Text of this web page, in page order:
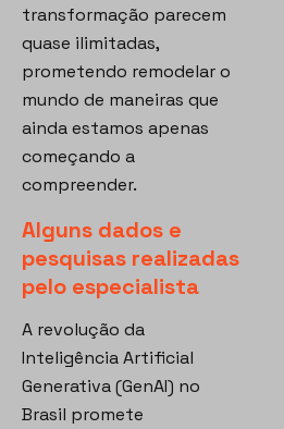
transformação parecem
quase ilimitadas,
prometendo remodelar o
mundo de maneiras que
ainda estamos apenas
começando a
compreender.
Alguns dados e
pesquisas realizadas
pelo especialista
A revolução da
Inteligência Artificial
Generativa (GenAI) no
Brasil promete